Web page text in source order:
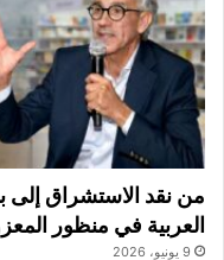
من نقد الاستشراق إلى
العربية في منظور
9 يونيو، 2026